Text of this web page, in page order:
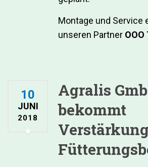
Montage und Service
unseren Partner
10
JUNI
2018
Agralis
bekommt